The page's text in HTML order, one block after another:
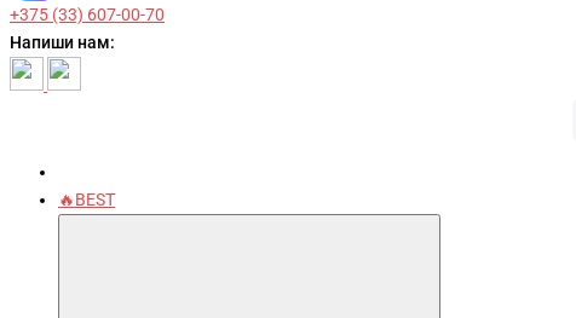
+375 (33) 607-00-70
Напиши нам:
🔥BEST